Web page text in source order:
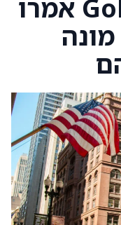
Gold. com (GOLD) אמרו